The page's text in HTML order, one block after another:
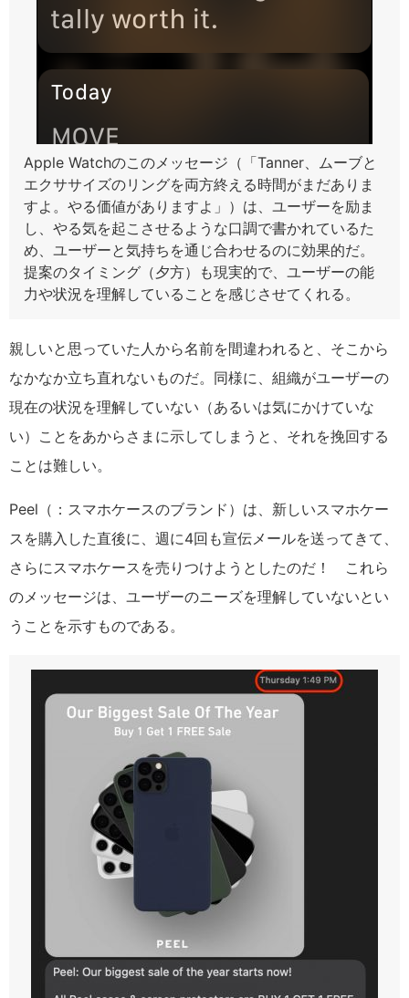
Apple Watchのこのメッセージ（「Tanner、ムーブと
エクササイズのリングを両方終える時間がまだありま
すよ。やる価値がありますよ」）は、ユーザーを励ま
し、やる気を起こさせるような口調で書かれているた
め、ユーザーと気持ちを通じ合わせるのに効果的だ。
提案のタイミング（夕方）も現実的で、ユーザーの能
力や状況を理解していることを感じさせてくれる。
親しいと思っていた人から名前を間違われると、そこから
なかなか立ち直れないものだ。同様に、組織がユーザーの
現在の状況を理解していない（あるいは気にかけていな
い）ことをあからさまに示してしまうと、それを挽回する
ことは難しい。
Peel（：スマホケースのブランド）は、新しいスマホケー
スを購入した直後に、週に4回も宣伝メールを送ってきて、
さらにスマホケースを売りつけようとしたのだ！ これら
のメッセージは、ユーザーのニーズを理解していないとい
うことを示すものである。